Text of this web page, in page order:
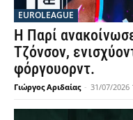
EUROLEAGUE
Η Παρί
Τζόνσον,
φόργουορντ.
Γιώργος Αριδαίας - 31/07/2026